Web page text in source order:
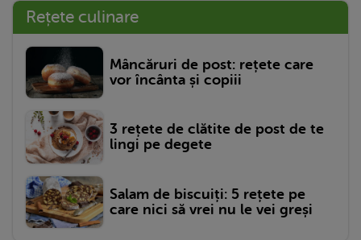
Rețete culinare
Mâncăruri de post: rețete care
vor încânta și copiii
3 rețete de clătite de post de te
lingi pe degete
Salam de biscuiți: 5 rețete pe
care nici să vrei nu le vei greși